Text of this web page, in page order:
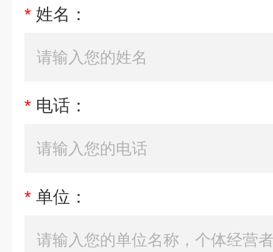
* 姓名：
* 电话：
* 单位：